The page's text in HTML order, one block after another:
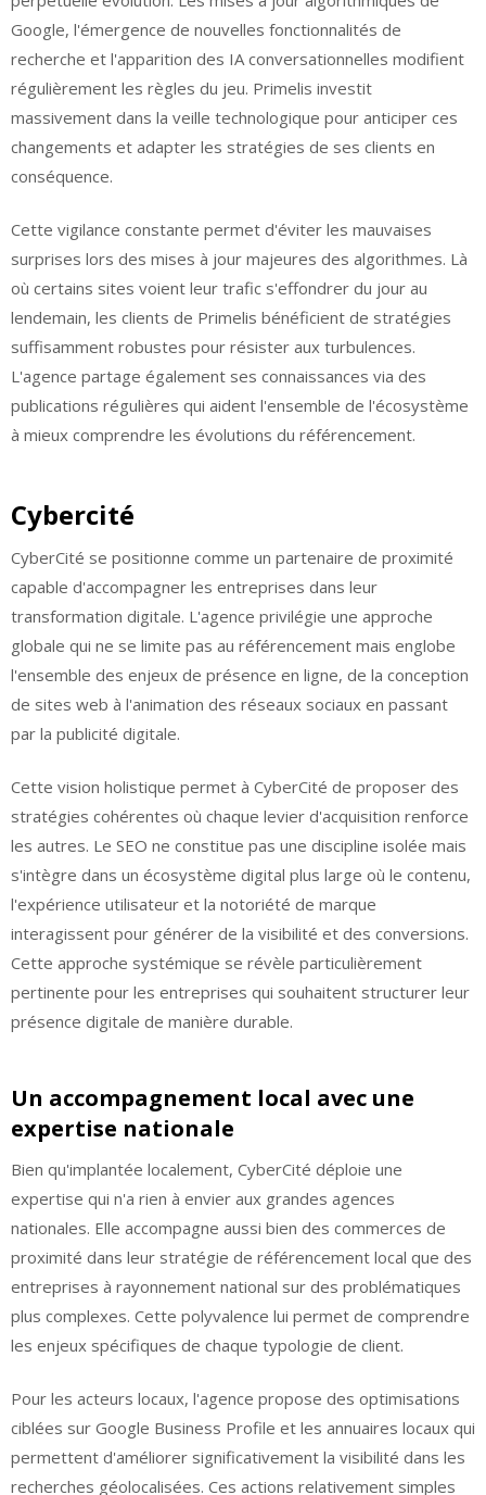
Google, l'émergence de nouvelles fonctionnalités de
recherche et l'apparition des IA conversationnelles modifient
régulièrement les règles du jeu. Primelis investit
massivement dans la veille technologique pour anticiper ces
changements et adapter les stratégies de ses clients en
conséquence.
Cette vigilance constante permet d'éviter les mauvaises
surprises lors des mises à jour majeures des algorithmes. Là
où certains sites voient leur trafic s'effondrer du jour au
lendemain, les clients de Primelis bénéficient de stratégies
suffisamment robustes pour résister aux turbulences.
L'agence partage également ses connaissances via des
publications régulières qui aident l'ensemble de l'écosystème
à mieux comprendre les évolutions du référencement.
Cybercité
CyberCité se positionne comme un partenaire de proximité
capable d'accompagner les entreprises dans leur
transformation digitale. L'agence privilégie une approche
globale qui ne se limite pas au référencement mais englobe
l'ensemble des enjeux de présence en ligne, de la conception
de sites web à l'animation des réseaux sociaux en passant
par la publicité digitale.
Cette vision holistique permet à CyberCité de proposer des
stratégies cohérentes où chaque levier d'acquisition renforce
les autres. Le SEO ne constitue pas une discipline isolée mais
s'intègre dans un écosystème digital plus large où le contenu,
l'expérience utilisateur et la notoriété de marque
interagissent pour générer de la visibilité et des conversions.
Cette approche systémique se révèle particulièrement
pertinente pour les entreprises qui souhaitent structurer leur
présence digitale de manière durable.
Un accompagnement local avec une
expertise nationale
Bien qu'implantée localement, CyberCité déploie une
expertise qui n'a rien à envier aux grandes agences
nationales. Elle accompagne aussi bien des commerces de
proximité dans leur stratégie de référencement local que des
entreprises à rayonnement national sur des problématiques
plus complexes. Cette polyvalence lui permet de comprendre
les enjeux spécifiques de chaque typologie de client.
Pour les acteurs locaux, l'agence propose des optimisations
ciblées sur Google Business Profile et les annuaires locaux qui
permettent d'améliorer significativement la visibilité dans les
recherches géolocalisées. Ces actions relativement simples